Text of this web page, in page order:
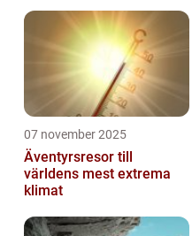
07 november 2025
Äventyrsresor till
världens mest extrema
klimat